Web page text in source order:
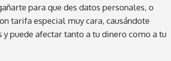
para que des datos personales, o
tarifa especial muy cara, causándote
puede afectar tanto a tu dinero como a tu